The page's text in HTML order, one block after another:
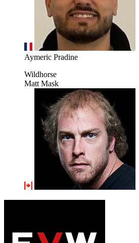
Aymeric Pradine
Wildhorse
Matt Mask